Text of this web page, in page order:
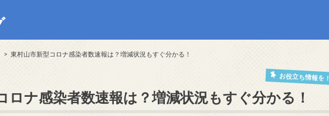
東村山市新型コロナ感染者数速報は？増減状況もすぐ分かる！
お役立ち情報を！
ロナ感染者数速報は？増減状況もすぐ分かる！